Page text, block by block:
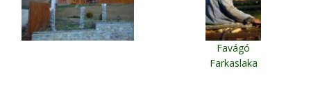
Favágó
Farkaslaka